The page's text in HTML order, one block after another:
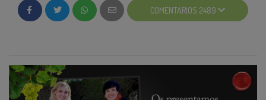
@VinoReneBarbieren Facebook?
directamente desde la siguiente imagen :
COMENTARIOS 2489